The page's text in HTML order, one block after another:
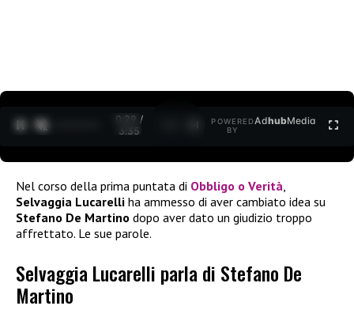
0:30 /
3:35
POWERED
BY
AdhubMedia
Nel corso della prima puntata di Obbligo o Verità
Selvaggia Lucarelli ha ammesso di aver cambiato idea su
Stefano De Martino dopo aver dato un giudizio troppo
affrettato. Le sue parole.
Selvaggia Lucarelli parla di Stefano De
Martino